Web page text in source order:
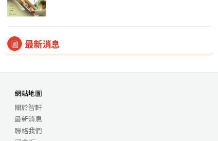
最新消息
網站地圖
關於智軒
最新消息
聯絡我們